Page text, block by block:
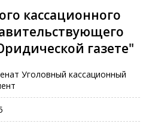
кассационного
газете"
Уголовный кассационный